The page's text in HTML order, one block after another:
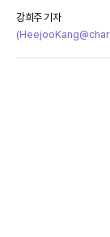
강희주 기자